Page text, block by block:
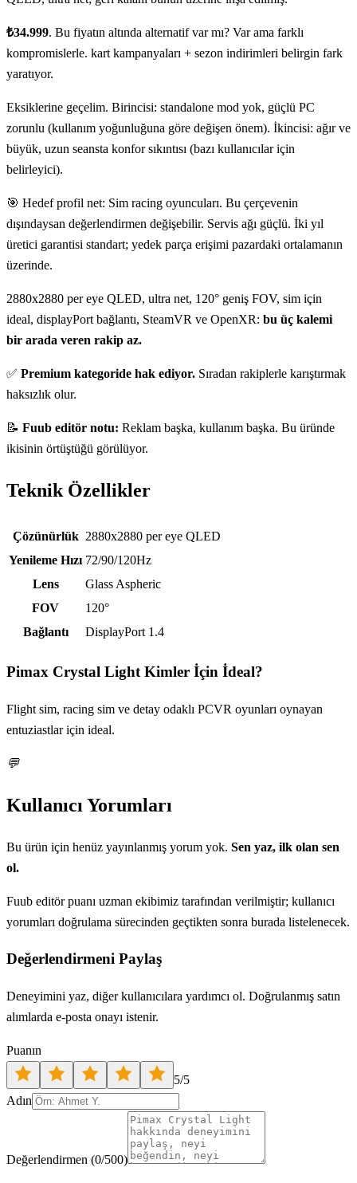
₺34.999. Bu fiyatın altında alternatif var mı? Var ama farklı
kompromislerle. kart kampanyaları + sezon indirimleri belirgin fark
yaratıyor.
Eksiklerine geçelim. Birincisi: standalone mod yok, güçlü PC
zorunlu (kullanım yoğunluğuna göre değişen önem). İkincisi: ağır ve
büyük, uzun seansta konfor sıkıntısı (bazı kullanıcılar için
belirleyici).
🎯 Hedef profil net: Sim racing oyuncuları. Bu çerçevenin
dışındaysan değerlendirmen değişebilir. Servis ağı güçlü. İki yıl
üretici garantisi standart; yedek parça erişimi pazardaki ortalamanın
üzerinde.
2880x2880 per eye QLED, ultra net, 120° geniş FOV, sim için
ideal, displayPort bağlantı, SteamVR ve OpenXR: bu üç kalemi
bir arada veren rakip az.
✅ Premium kategoride hak ediyor. Sıradan rakiplerle karıştırmak
haksızlık olur.
📝 Fuub editör notu: Reklam başka, kullanım başka. Bu üründe
ikisinin örtüştüğü görülüyor.
Teknik Özellikler
Teknik özellikler
Çözünürlük 2880x2880 per eye QLED
Yenileme Hızı 72/90/120Hz
Lens
Glass Aspheric
FOV
120°
Bağlantı
DisplayPort 1.4
Pimax Crystal Light Kimler İçin İdeal?
Flight sim, racing sim ve detay odaklı PCVR oyunları oynayan
entuziastlar için ideal.
💬
Kullanıcı Yorumları
Bu ürün için henüz yayınlanmış yorum yok. Sen yaz, ilk olan sen
ol.
Fuub editör puanı uzman ekibimiz tarafından verilmiştir; kullanıcı
yorumları doğrulama sürecinden geçtikten sonra burada listelenecek.
Değerlendirmeni Paylaş
Deneyimini yaz, diğer kullanıcılara yardımcı ol. Doğrulanmış satın
alımlarda e-posta onayı istenir.
Puanın
5/5
Adın
Değerlendirmen (0/500)